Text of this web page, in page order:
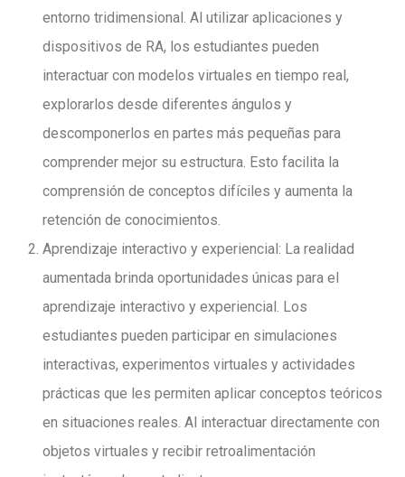
entorno tridimensional. Al utilizar aplicaciones y
dispositivos de RA, los estudiantes pueden
interactuar con modelos virtuales en tiempo real,
explorarlos desde diferentes ángulos y
descomponerlos en partes más pequeñas para
comprender mejor su estructura. Esto facilita la
comprensión de conceptos difíciles y aumenta la
retención de conocimientos.
Aprendizaje interactivo y experiencial: La realidad
aumentada brinda oportunidades únicas para el
aprendizaje interactivo y experiencial. Los
estudiantes pueden participar en simulaciones
interactivas, experimentos virtuales y actividades
prácticas que les permiten aplicar conceptos teóricos
en situaciones reales. Al interactuar directamente con
objetos virtuales y recibir retroalimentación